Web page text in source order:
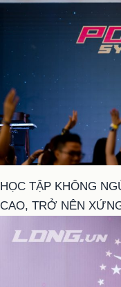
HỌC TẬP KHÔNG
CAO, TRỞ NÊN